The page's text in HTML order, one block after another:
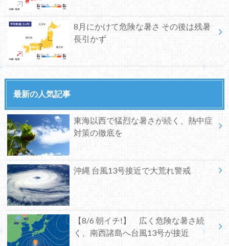
8月にかけて危険な暑さ その後は残暑
長引かず
最新の人気記事
東海以西で猛烈な暑さが続く、熱中症
対策の徹底を
沖縄 台風13号接近で大荒れ警戒
【8/6 朝イチ!】 広く危険な暑さ続
く、南西諸島へ台風13号が接近